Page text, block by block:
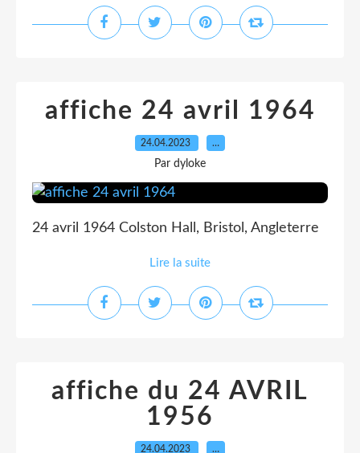
affiche 24 avril 1964
24.04.2023 …
Par dyloke
24 avril 1964 Colston Hall, Bristol, Angleterre
Lire la suite
affiche du 24 AVRIL
1956
24.04.2023 …